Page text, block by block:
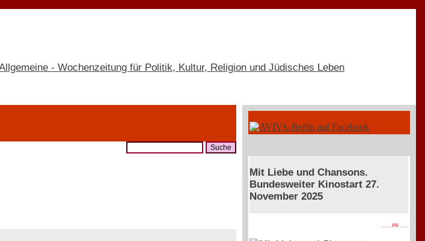
Mit Liebe und Chansons.
Bundesweiter Kinostart 27.
November 2025
. . . . PR . . . .